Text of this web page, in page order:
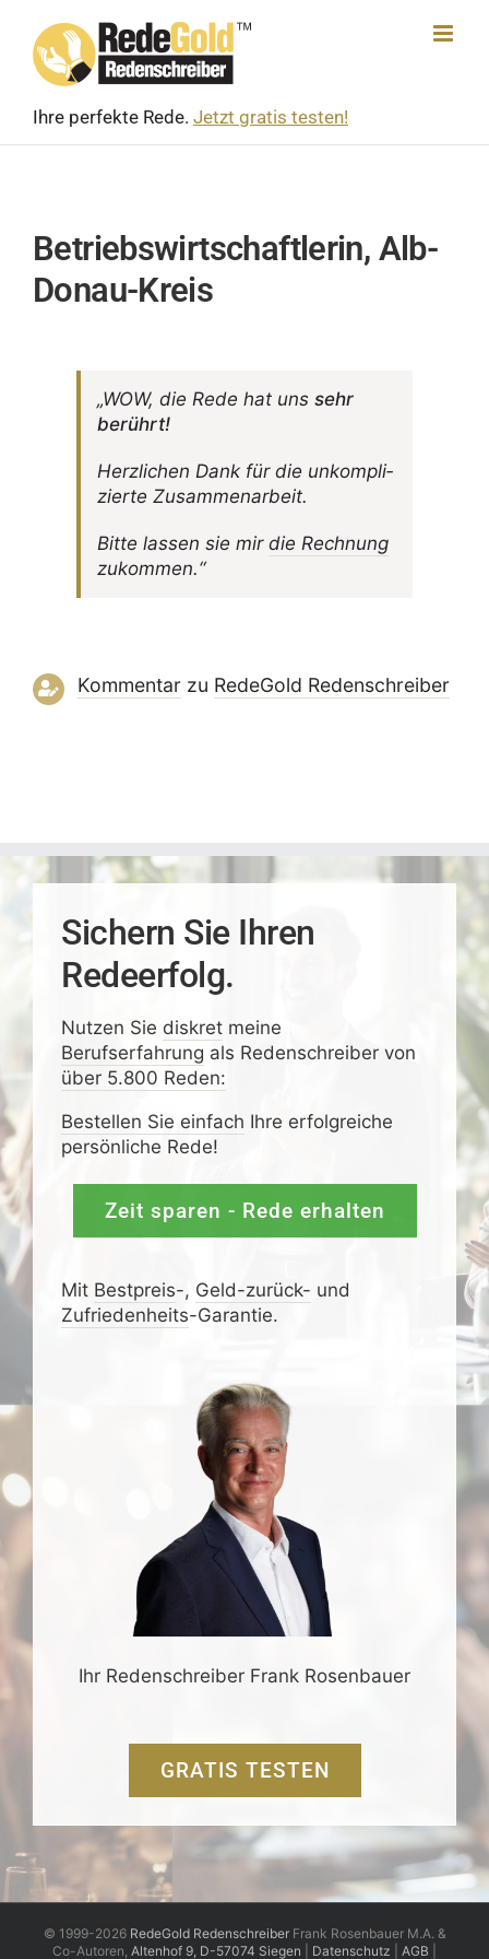
content
Ihre perfekte Rede. Jetzt gratis testen!
Betriebswirtschaftlerin, Alb-
Donau-Kreis
„WOW, die Rede hat uns sehr
berührt!
Herz­li­chen Dank für die unkom­pli­
zierte Zusammenarbeit.
Bitte lassen sie mir die Rech­nung
zukommen.“
Kommentarzu RedeGold Reden­schreiber
Sichern Sie Ihren
Redeerfolg.
Nutzen Sie diskretmeine
Berufserfahrung als Redenschreiber von
über 5.800 Reden:
Bestellen Sie einfach Ihre erfolgreiche
persönliche Rede!
Zeit sparen - Rede erhalten
Mit Bestpreis-, Geld-zurück- und
Zufrieden­­heits-Garantie.
Ihr Redenschreiber Frank Rosenbauer
GRATIS TESTEN
© 1999-2026 RedeGold RedenschreiberFrank Rosenbauer M.A. &
Co-Autoren, Altenhof 9, D-57074 Siegen Datenschutz AGB